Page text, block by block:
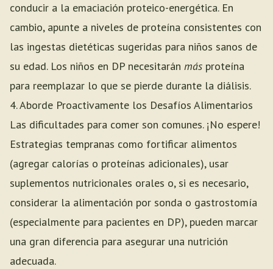
conducir a la emaciación proteico-energética. En
cambio, apunte a niveles de proteína consistentes con
las ingestas dietéticas sugeridas para niños sanos de
su edad. Los niños en DP necesitarán más proteína
para reemplazar lo que se pierde durante la diálisis.
4. Aborde Proactivamente los Desafíos Alimentarios
Las dificultades para comer son comunes. ¡No espere!
Estrategias tempranas como fortificar alimentos
(agregar calorías o proteínas adicionales), usar
suplementos nutricionales orales o, si es necesario,
considerar la alimentación por sonda o gastrostomía
(especialmente para pacientes en DP), pueden marcar
una gran diferencia para asegurar una nutrición
adecuada.